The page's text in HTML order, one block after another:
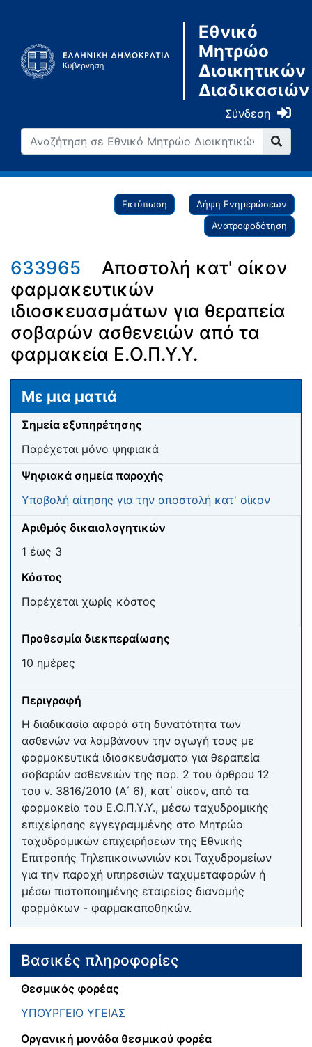
Εθνικό
Μητρώο
Διοικητικών
Διαδικασιών
Σύνδεση
Εκτύπωση
Λήψη Ενημερώσεων
Ανατροφοδότηση
633965
Αποστολή κατ' οίκον
φαρμακευτικών
ιδιοσκευασμάτων για θεραπεία
σοβαρών ασθενειών από τα
φαρμακεία Ε.Ο.Π.Υ.Υ.
Μετάβαση σε: πλοήγηση
Με μια ματιά
Σημεία εξυπηρέτησης
Παρέχεται μόνο ψηφιακά
Ψηφιακά σημεία παροχής
Υποβολή αίτησης για την αποστολή κατ' οίκον
Αριθμός δικαιολογητικών
1 έως 3
Κόστος
Παρέχεται χωρίς κόστος
Προθεσμία διεκπεραίωσης
10 ημέρες
Περιγραφή
Η διαδικασία αφορά στη δυνατότητα των
ασθενών να λαμβάνουν την αγωγή τους με
φαρμακευτικά ιδιοσκευάσματα για θεραπεία
σοβαρών ασθενειών της παρ. 2 του άρθρου 12
του ν. 3816/2010 (Α΄ 6), κατ΄ οίκον, από τα
φαρμακεία του Ε.Ο.Π.Υ.Υ., μέσω ταχυδρομικής
επιχείρησης εγγεγραμμένης στο Μητρώο
ταχυδρομικών επιχειρήσεων της Εθνικής
Επιτροπής Τηλεπικοινωνιών και Ταχυδρομείων
για την παροχή υπηρεσιών ταχυμεταφορών ή
μέσω πιστοποιημένης εταιρείας διανομής
φαρμάκων - φαρμακαποθηκών.
Βασικές πληροφορίες
Θεσμικός φορέας
ΥΠΟΥΡΓΕΙΟ ΥΓΕΙΑΣ
Οργανική μονάδα θεσμικού φορέα